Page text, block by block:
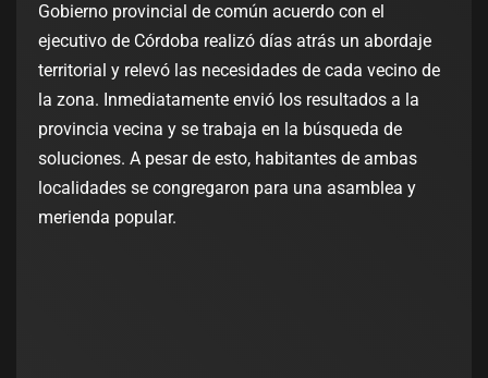
Gobierno provincial de común acuerdo con el
ejecutivo de Córdoba realizó días atrás un abordaje
territorial y relevó las necesidades de cada vecino de
la zona. Inmediatamente envió los resultados a la
provincia vecina y se trabaja en la búsqueda de
soluciones. A pesar de esto, habitantes de ambas
localidades se congregaron para una asamblea y
merienda popular.